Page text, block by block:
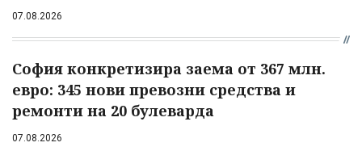
07.08.2026
София конкретизира заема от 367 млн.
евро: 345 нови превозни средства и
ремонти на 20 булеварда
07.08.2026